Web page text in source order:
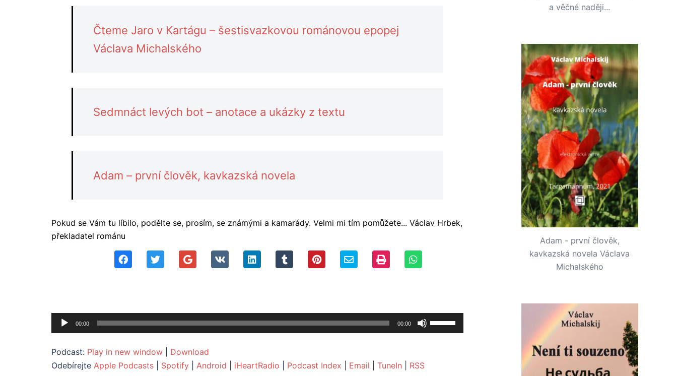
Čteme Jaro v Kartágu – šestisvazkovou románovou epopej
Václava Michalského
Sedmnáct levých bot – anotace a ukázky z textu
Adam – první člověk, kavkazská novela
Pokud se Vám tu líbilo, podělte se, prosím, se známými a kamarády. Velmi mi tím pomůžete... Václav Hrbek,
překladatel románu
Audio
přehrávač
00:00 00:00
šipek
Podcast: Play in new window
Download
Odebírejte Apple Podcasts Spotify Android iHeartRadio Podcast Index Email TuneIn RSS
a věčné naději...
Adam - první člověk,
kavkazská novela Václava
Michalského